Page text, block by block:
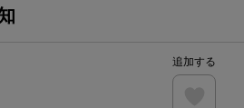
追加する